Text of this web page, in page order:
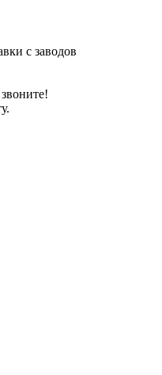
с заводов